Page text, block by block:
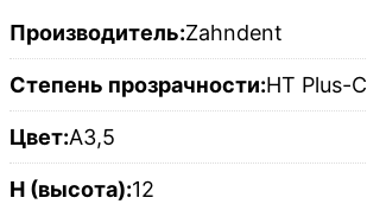
Производитель:Zahndent
Степень прозрачности:HT Plus-C
Цвет:A3,5
H (высота):12